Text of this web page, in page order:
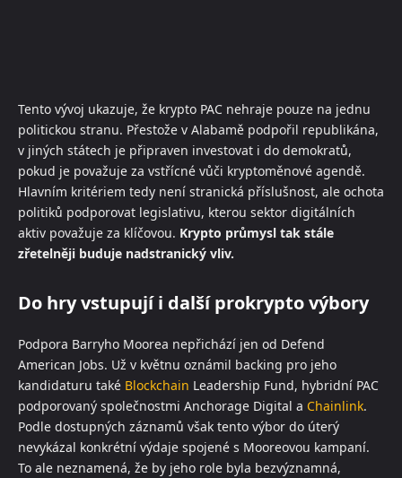
Tento vývoj ukazuje, že krypto PAC nehraje pouze na jednu
politickou stranu. Přestože v Alabamě podpořil republikána,
v jiných státech je připraven investovat i do demokratů,
pokud je považuje za vstřícné vůči kryptoměnové agendě.
Hlavním kritériem tedy není stranická příslušnost, ale ochota
politiků podporovat legislativu, kterou sektor digitálních
aktiv považuje za klíčovou. Krypto průmysl tak stále
zřetelněji buduje nadstranický vliv.
Do hry vstupují i další prokrypto výbory
Podpora Barryho Moorea nepřichází jen od Defend
American Jobs. Už v květnu oznámil backing pro jeho
kandidaturu také Blockchain Leadership Fund, hybridní PAC
podporovaný společnostmi Anchorage Digital a Chainlink.
Podle dostupných záznamů však tento výbor do úterý
nevykázal konkrétní výdaje spojené s Mooreovou kampaní.
To ale neznamená, že by jeho role byla bezvýznamná,